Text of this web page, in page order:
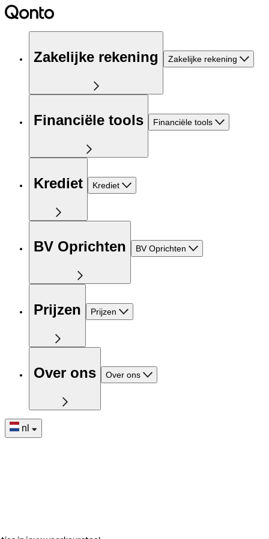
Zakelijke rekening Zakelijke rekening
Financiële tools Financiële tools
Krediet Krediet
BV Oprichten BV Oprichten
Prijzen Prijzen
Over ons Over ons
nl